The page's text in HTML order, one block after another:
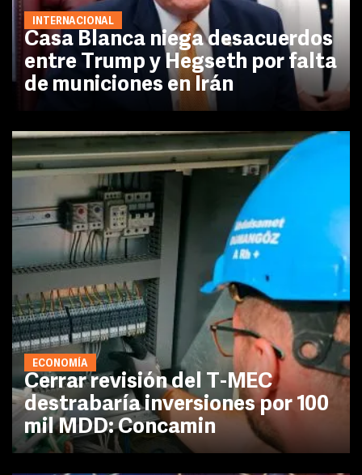
INTERNACIONAL
Casa Blanca niega desacuerdos
entre Trump y Hegseth por falta
de municiones en Irán
ECONOMÍA
Cerrar revisión del T-MEC
destrabaría inversiones por 100
mil MDD: Concamin